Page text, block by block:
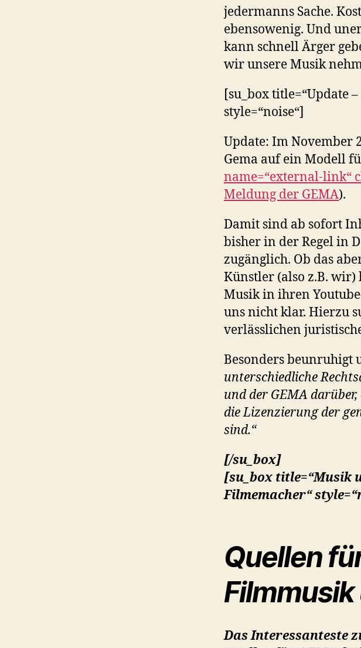
jedermanns Sache.
ebensowenig. Und
kann schnell Ärger
wir unsere Musik
[su_box title=“Update
style=“noise“]
Update: Im November
Gema auf ein Modell
name=“external-link“
Meldung der GEMA).
Damit sind ab sofort
bisher in der Regel in
zugänglich. Ob das
Künstler (also z.B.
Musik in ihren
uns nicht klar. Hierzu
verlässlichen
Besonders beunruhigt
unterschiedliche
und der GEMA
die Lizenzierung der
sind.“
[/su_box]
[su_box title=“Musik
Filmemacher“
Quellen
Das Interessanteste